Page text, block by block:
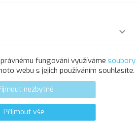


fungování využíváme soubory
webu s jejich používáním souhlasíte.
nezbytné
Přijmout vše
spol. s r.o.